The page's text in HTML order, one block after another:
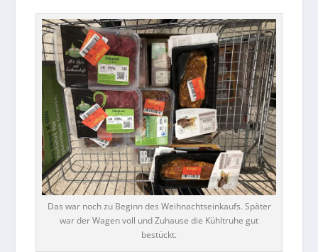
Das war noch zu Beginn des Weihnachtseinkaufs. Später
war der Wagen voll und Zuhause die Kühltruhe gut
bestückt.